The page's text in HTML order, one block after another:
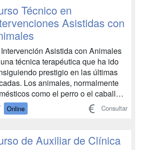
5. Prevención de riesgos
en la clínica veterinari...
Técnico en
Asistidas con
Asistida con Animales
técnica terapéutica que ha ido
prestigio en las últimas
Los animales, normalmente
como el perro o el caballo,
parte de sesiones controladas
un especialista en las que se busca
motivando capacidades
o cognitiva...
Online Consultar
de Auxiliar de Clínica